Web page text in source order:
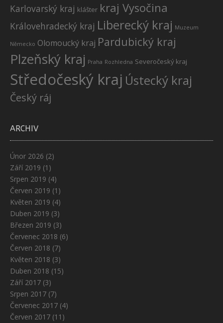
Karlovarský kraj klášter kraj Vysočina
Královehradecký kraj Liberecký kraj Muzeum
Německo Olomoucký kraj Pardubický kraj
Plzeňský kraj Praha Rozhledna Severočeský kraj
Středočeský kraj Ústecký kraj
Český ráj
ARCHIV
Únor 2026 (2)
Září 2019 (1)
Srpen 2019 (4)
Červen 2019 (1)
Květen 2019 (4)
Duben 2019 (3)
Březen 2019 (3)
Červenec 2018 (6)
Červen 2018 (7)
Květen 2018 (3)
Duben 2018 (15)
Září 2017 (3)
Srpen 2017 (7)
Červenec 2017 (4)
Červen 2017 (11)